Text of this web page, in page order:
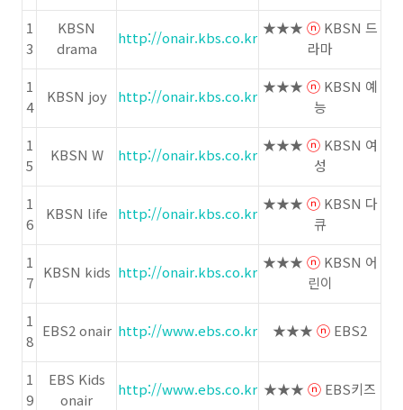
1
3
KBSN
drama
http://onair.kbs.co.kr
★★★ ⓝ KBSN 드
라마
1
4
KBSN joy http://onair.kbs.co.kr
★★★ ⓝ KBSN 예
능
1
5
KBSN W http://onair.kbs.co.kr
★★★ ⓝ KBSN 여
성
1
6
KBSN life http://onair.kbs.co.kr
★★★ ⓝ KBSN 다
큐
1
7
KBSN kids http://onair.kbs.co.kr
★★★ ⓝ KBSN 어
린이
1
8
EBS2 onair http://www.ebs.co.kr ★★★ ⓝ EBS2
1
9
EBS Kids
onair
http://www.ebs.co.kr ★★★ ⓝ EBS키즈